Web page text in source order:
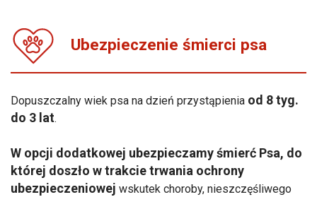
Ubezpieczenie śmierci psa
Dopuszczalny wiek psa na dzień przystąpienia od 8 tyg.
do 3 lat.
W opcji dodatkowej ubezpieczamy śmierć Psa, do
której doszło w trakcie trwania ochrony
ubezpieczeniowej wskutek choroby, nieszczęśliwego